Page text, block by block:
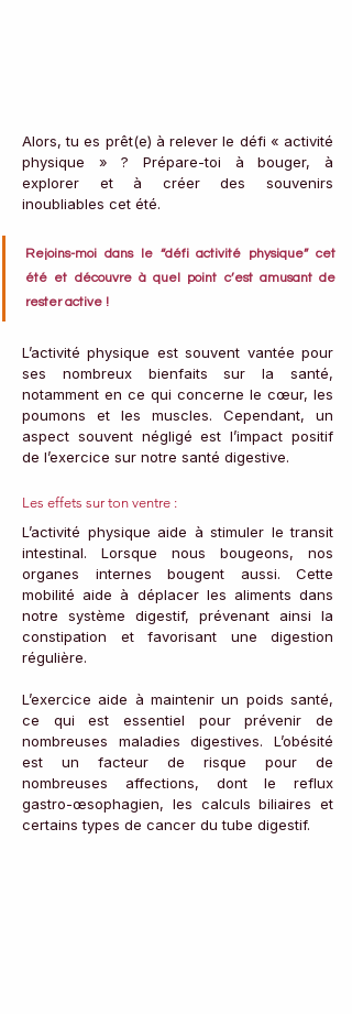
Alors, tu es prêt(e) à relever le défi « activité
physique » ? Prépare-toi à bouger, à
explorer et à créer des souvenirs
inoubliables cet été.
Rejoins-moi dans le “défi activité physique” cet
été et découvre à quel point c’est amusant de
rester active !
L’activité physique est souvent vantée pour
ses nombreux bienfaits sur la santé,
notamment en ce qui concerne le cœur, les
poumons et les muscles. Cependant, un
aspect souvent négligé est l’impact positif
de l’exercice sur notre santé digestive.
Les effets sur ton ventre :
L’activité physique aide à stimuler le transit
intestinal. Lorsque nous bougeons, nos
organes internes bougent aussi. Cette
mobilité aide à déplacer les aliments dans
notre système digestif, prévenant ainsi la
constipation et favorisant une digestion
régulière.
L’exercice aide à maintenir un poids santé,
ce qui est essentiel pour prévenir de
nombreuses maladies digestives. L’obésité
est un facteur de risque pour de
nombreuses affections, dont le reflux
gastro-œsophagien, les calculs biliaires et
certains types de cancer du tube digestif.